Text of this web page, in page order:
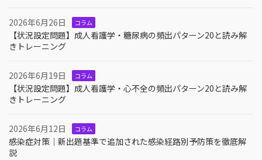
2026年6月26日 コラム
【状況設定問題】成人看護学・糖尿病の頻出パターン20と読み解
きトレーニング
2026年6月19日 コラム
【状況設定問題】成人看護学・心不全の頻出パターン20と読み解
きトレーニング
2026年6月12日 コラム
感染症対策｜新出題基準で追加された感染経路別予防策を徹底解
説